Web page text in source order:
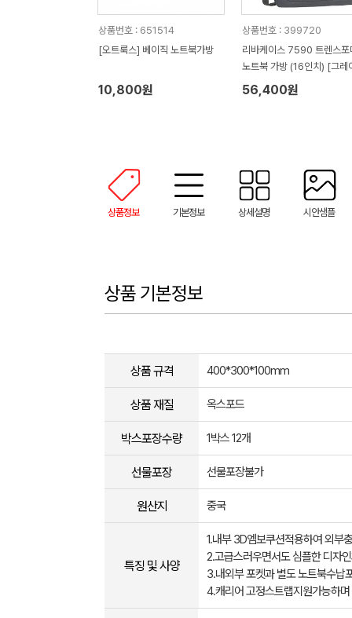
상품번호 : 651514
[오트룩스] 베이직 노트북가방
10,800원
상품번호 : 399720
리바케이스 7590 트렌스포
노트북 가방 (16인치) [그레
(305x430x93mm)
56,400원
상품정보 기본정보 상세설명 시안샘플
상품 기본정보
상품 규격 400*300*100mm
상품 재질 옥스포드
박스포장수량 1박스 12개
선물포장 선물포장불가
원산지 중국
특징 및 사양
1.내부 3D엠보쿠션적용하여 외부
2.고급스러우면서도 심플한 디자
3.내외부 포켓과 별도 노트북수납
4.캐리어 고정스트랩지원가능하